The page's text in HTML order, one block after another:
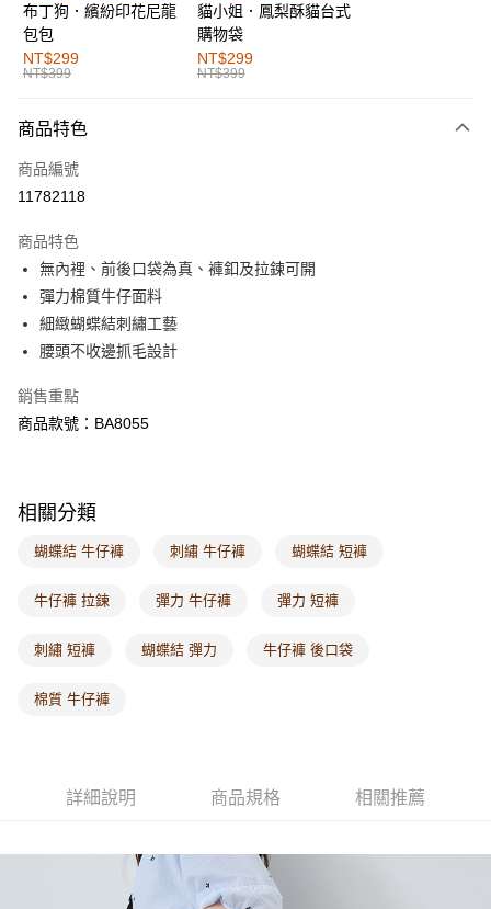
運送方式
全家取貨付款
每筆NT$60，滿NT$1,000(含以上)免運費
付款後全家取貨
萊爾富取貨付款
付款後萊爾富取貨
每筆NT$60，滿NT$1,000(含以上)免運費
7-11取貨付款
每筆NT$60，滿NT$1,000(含以上)免運費
付款後7-11取貨
每筆NT$60，滿NT$1,000(含以上)免運費
每筆NT$120，滿NT$1,000(含以上)免運費
付款後門市自取
海外配送-港/澳/新/馬/泰國專屬
海外配送-其他亞洲地區
海外配送-歐美地區
布丁狗．繽紛印花尼龍
包包
NT$299
NT$399
貓小姐．鳳梨酥貓台式
購物袋
NT$299
NT$399
商品特色
商品編號
11782118
商品特色
無內裡、前後口袋為真、褲釦及拉鍊可開
彈力棉質牛仔面料
細緻蝴蝶結刺繡工藝
腰頭不收邊抓毛設計
銷售重點
商品款號：BA8055
相關分類
蝴蝶結 牛仔褲 刺繡 牛仔褲 蝴蝶結 短褲
牛仔褲 拉鍊 彈力 牛仔褲 彈力 短褲
刺繡 短褲 蝴蝶結 彈力 牛仔褲 後口袋
棉質 牛仔褲
詳細說明 商品規格 相關推薦